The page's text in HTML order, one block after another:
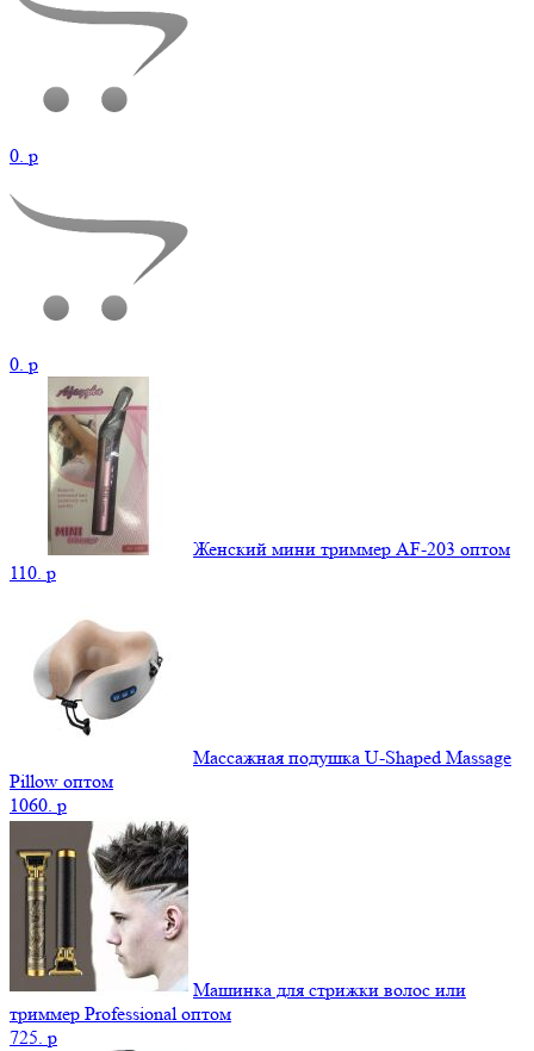
0. p
0. p
Женский мини триммер AF-203 оптом
110. p
Массажная подушка U-Shaped Massage
Pillow оптом
1060. p
Машинка для стрижки волос или
триммер Professional оптом
725. p